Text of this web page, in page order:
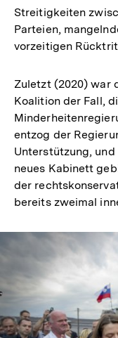
Streitigkeiten
Parteien,
vorzeitigen
Zuletzt (2020) war
Koalition der Fall,
entzog der
Unterstützung,
neues Kabinett
der
bereits zweimal